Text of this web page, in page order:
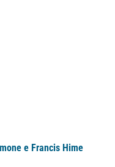
e Francis Hime